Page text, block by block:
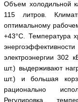
Объем холодильной
115 литров.
оптимальному
+43°С. Температура
электроэнергии 302
шт.) выдерживают
шт.) и большая
рационально
Регулировка